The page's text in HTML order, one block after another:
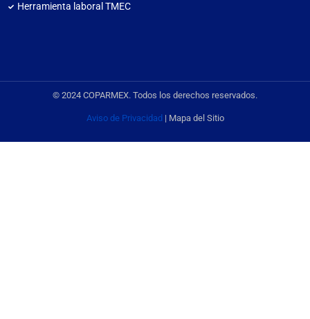
Herramienta laboral TMEC
© 2024 COPARMEX. Todos los derechos reservados.
Aviso de Privacidad | Mapa del Sitio